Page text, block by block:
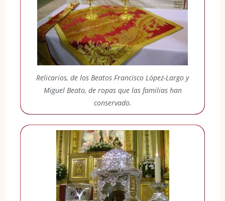
Relicarios, de los Beatos Francisco López-Largo y
Miguel Beato, de ropas que las familias han
conservado.